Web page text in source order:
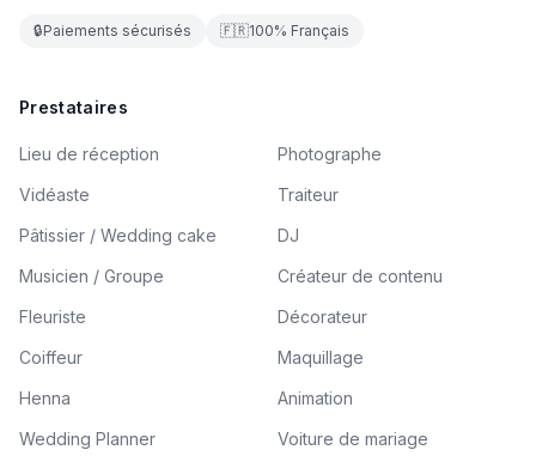
🔒Paiements sécurisés 🇫🇷100% Français
Prestataires
Lieu de réception
Photographe
Vidéaste
Traiteur
Pâtissier / Wedding cake
DJ
Musicien / Groupe
Créateur de contenu
Fleuriste
Décorateur
Coiffeur
Maquillage
Henna
Animation
Wedding Planner
Voiture de mariage